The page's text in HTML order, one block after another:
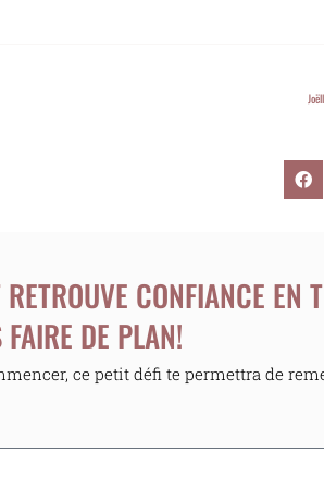
CONFIANCE EN
FAIRE DE PLAN!
ce petit défi te permettra de